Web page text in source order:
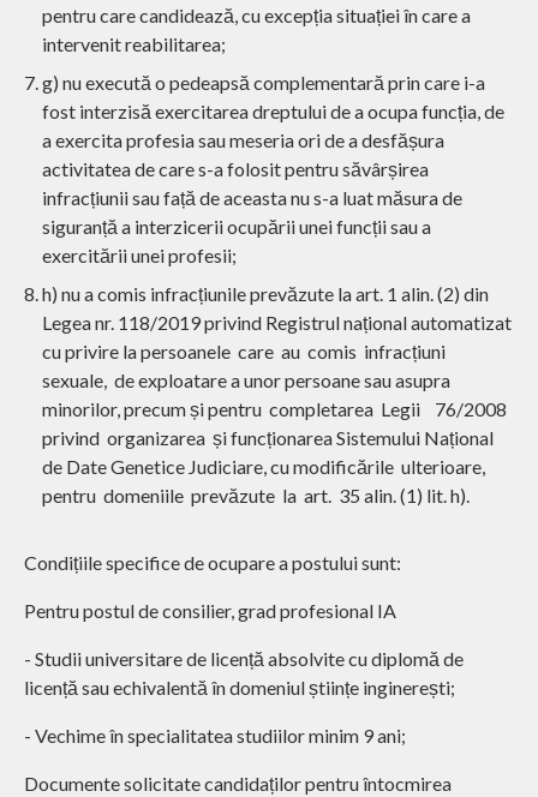
pentru care candidează, cu excepția situației în care a
intervenit reabilitarea;
g) nu execută o pedeapsă complementară prin care i-a
fost interzisă exercitarea dreptului de a ocupa funcția, de
a exercita profesia sau meseria ori de a desfășura
activitatea de care s-a folosit pentru săvârșirea
infracțiunii sau față de aceasta nu s-a luat măsura de
siguranță a interzicerii ocupării unei funcții sau a
exercitării unei profesii;
h) nu a comis infracțiunile prevăzute la art. 1 alin. (2) din
Legea nr. 118/2019 privind Registrul național automatizat
cu privire la persoanele care au comis infracțiuni
sexuale, de exploatare a unor persoane sau asupra
minorilor, precum și pentru completarea Legii 76/2008
privind organizarea și funcționarea Sistemului Național
de Date Genetice Judiciare, cu modificările ulterioare,
pentru domeniile prevăzute la art. 35 alin. (1) lit. h).
Condițiile specifice de ocupare a postului sunt:
Pentru postul de consilier, grad profesional IA
- Studii universitare de licență absolvite cu diplomă de
licență sau echivalentă în domeniul științe inginerești;
- Vechime în specialitatea studiilor minim 9 ani;
Documente solicitate candidaților pentru întocmirea